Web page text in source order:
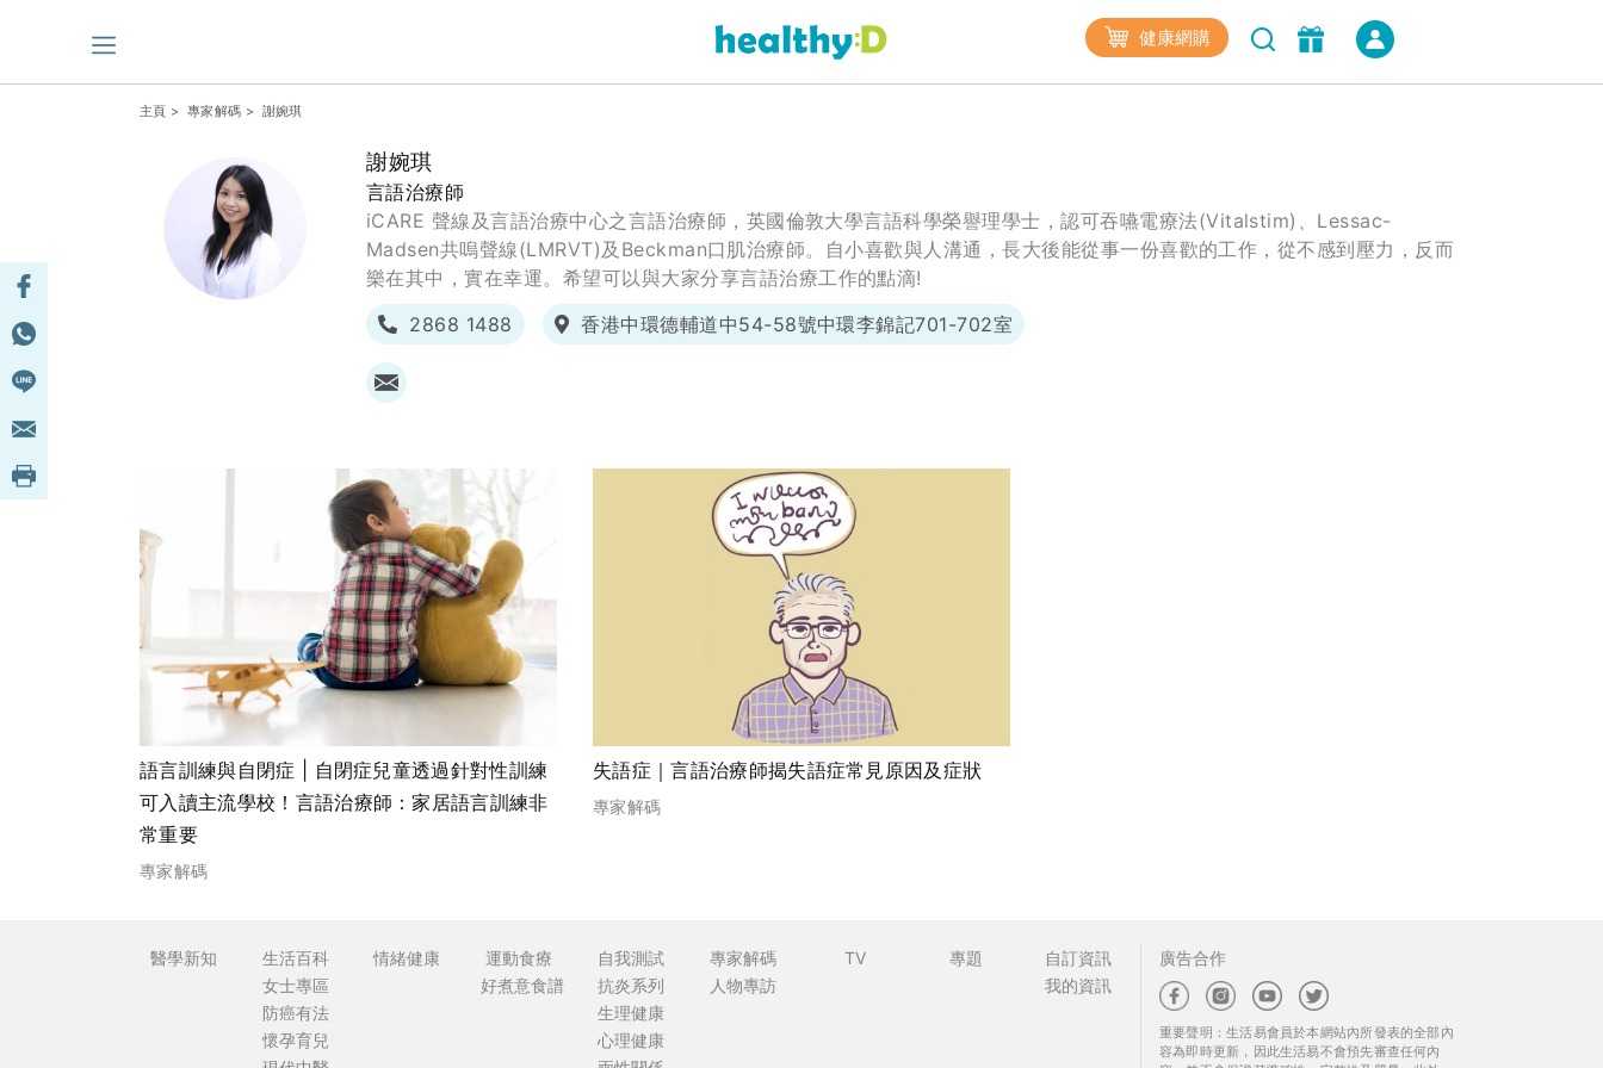
健康網購
主頁 > 專家解碼 > 謝婉琪
謝婉琪
言語治療師
iCARE 聲線及言語治療中心之言語治療師，英國倫敦大學言語科學榮譽理學士，認可吞嚥電療法(Vitalstim)、Lessac-
Madsen共嗚聲線(LMRVT)及Beckman口肌治療師。自小喜歡與人溝通，長大後能從事一份喜歡的工作，從不感到壓力，反而
樂在其中，實在幸運。希望可以與大家分享言語治療工作的點滴!
2868 1488
香港中環德輔道中54-58號中環李錦記701-702室
語言訓練與自閉症 | 自閉症兒童透過針對性訓練
可入讀主流學校！言語治療師：家居語言訓練非
常重要
專家解碼
失語症｜言語治療師揭失語症常見原因及症狀
專家解碼
醫學新知
生活百科
女士專區
防癌有法
懷孕育兒
情緒健康
運動食療
好煮意食譜
自我測試
抗炎系列
生理健康
心理健康
專家解碼
人物專訪
TV 專題
自訂資訊
我的資訊
廣告合作
重要聲明：生活易會員於本網站內所發表的全部內
容為即時更新，因此生活易不會預先審查任何內